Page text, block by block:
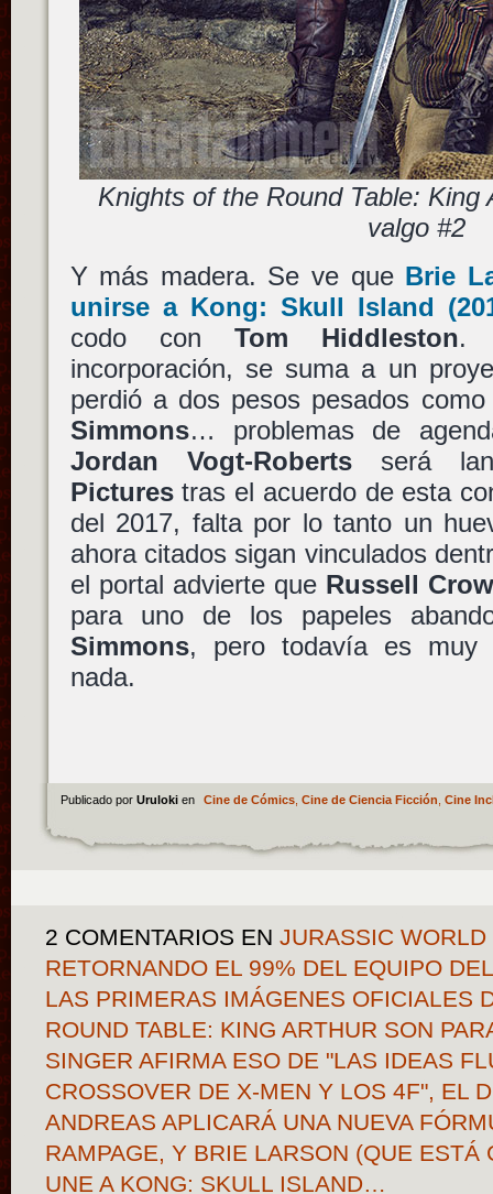
Knights of the Round Table:
valgo #2
Y más madera. Se ve que Brie
unirse a Kong: Skull Island
codo con Tom Hiddleston.
incorporación, se suma a un
perdió a dos pesos pesados
Simmons… problemas de
Jordan Vogt-Robertsserá
Picturestras el acuerdo de esta
del 2017, falta por lo tanto un
ahora citados sigan vinculados
el portal advierte que Russell
para uno de los papeles
Simmons, pero todavía es muy
nada.
Publicado por Uruloki en Cine de Cómics, Cine de Ciencia Ficción Cine
2 COMENTARIOS EN JURASSIC
RETORNANDO EL 99% DEL EQUIPO
LAS PRIMERAS IMÁGENES OFICIALES
ROUND TABLE: KING ARTHUR SON
SINGER AFIRMA ESO DE "LAS IDEAS
CROSSOVER DE X-MEN Y LOS 4F", EL
ANDREAS APLICARÁ UNA NUEVA
RAMPAGE, Y BRIE LARSON (QUE ESTÁ
UNE A KONG: SKULL ISLAND…